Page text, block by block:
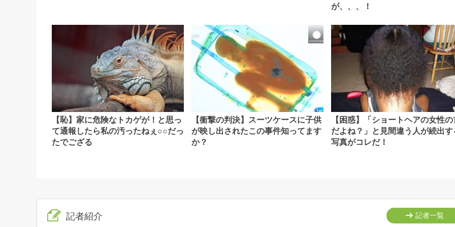
が、、、！
【恥】家に危険なトカゲが！と思っ
て通報したら私の汚ったねぇ○○だっ
たでござる
【衝撃の判決】スーツケースに子供
が映し出されたこの事件知ってます
か？
【困惑】「ショートヘアの女性の
だよね？」と見間違う人が続出す
写真がコレだ！
記者紹介 記者一覧